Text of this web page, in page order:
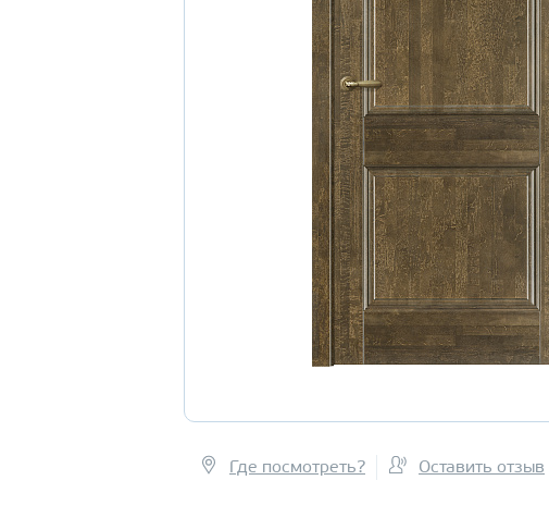
Где посмотреть? Оставить отзыв